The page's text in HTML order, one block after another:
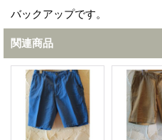
バックアップです。
関連商品